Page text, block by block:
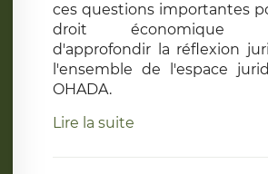
ces questions importantes
droit économique
d'approfondir la réflexion
l'ensemble de l'espace
OHADA.
Lire la suite